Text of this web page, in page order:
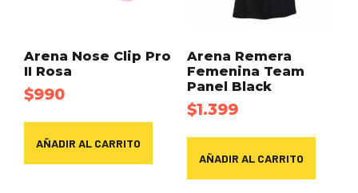
Arena Nose Clip Pro
II Rosa
$990
AÑADIR AL CARRITO
Arena Remera
Femenina Team
Panel Black
$1.399
AÑADIR AL CARRITO